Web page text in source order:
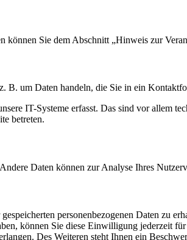
Sie dem Abschnitt „Hinweis zur
B. um Daten handeln, die Sie in ein
IT-Systeme erfasst. Das sind vor allem
betreten.
Daten können zur Analyse Ihres
personenbezogenen Daten zu
können Sie diese Einwilligung jederzeit
Des Weiteren steht Ihnen ein